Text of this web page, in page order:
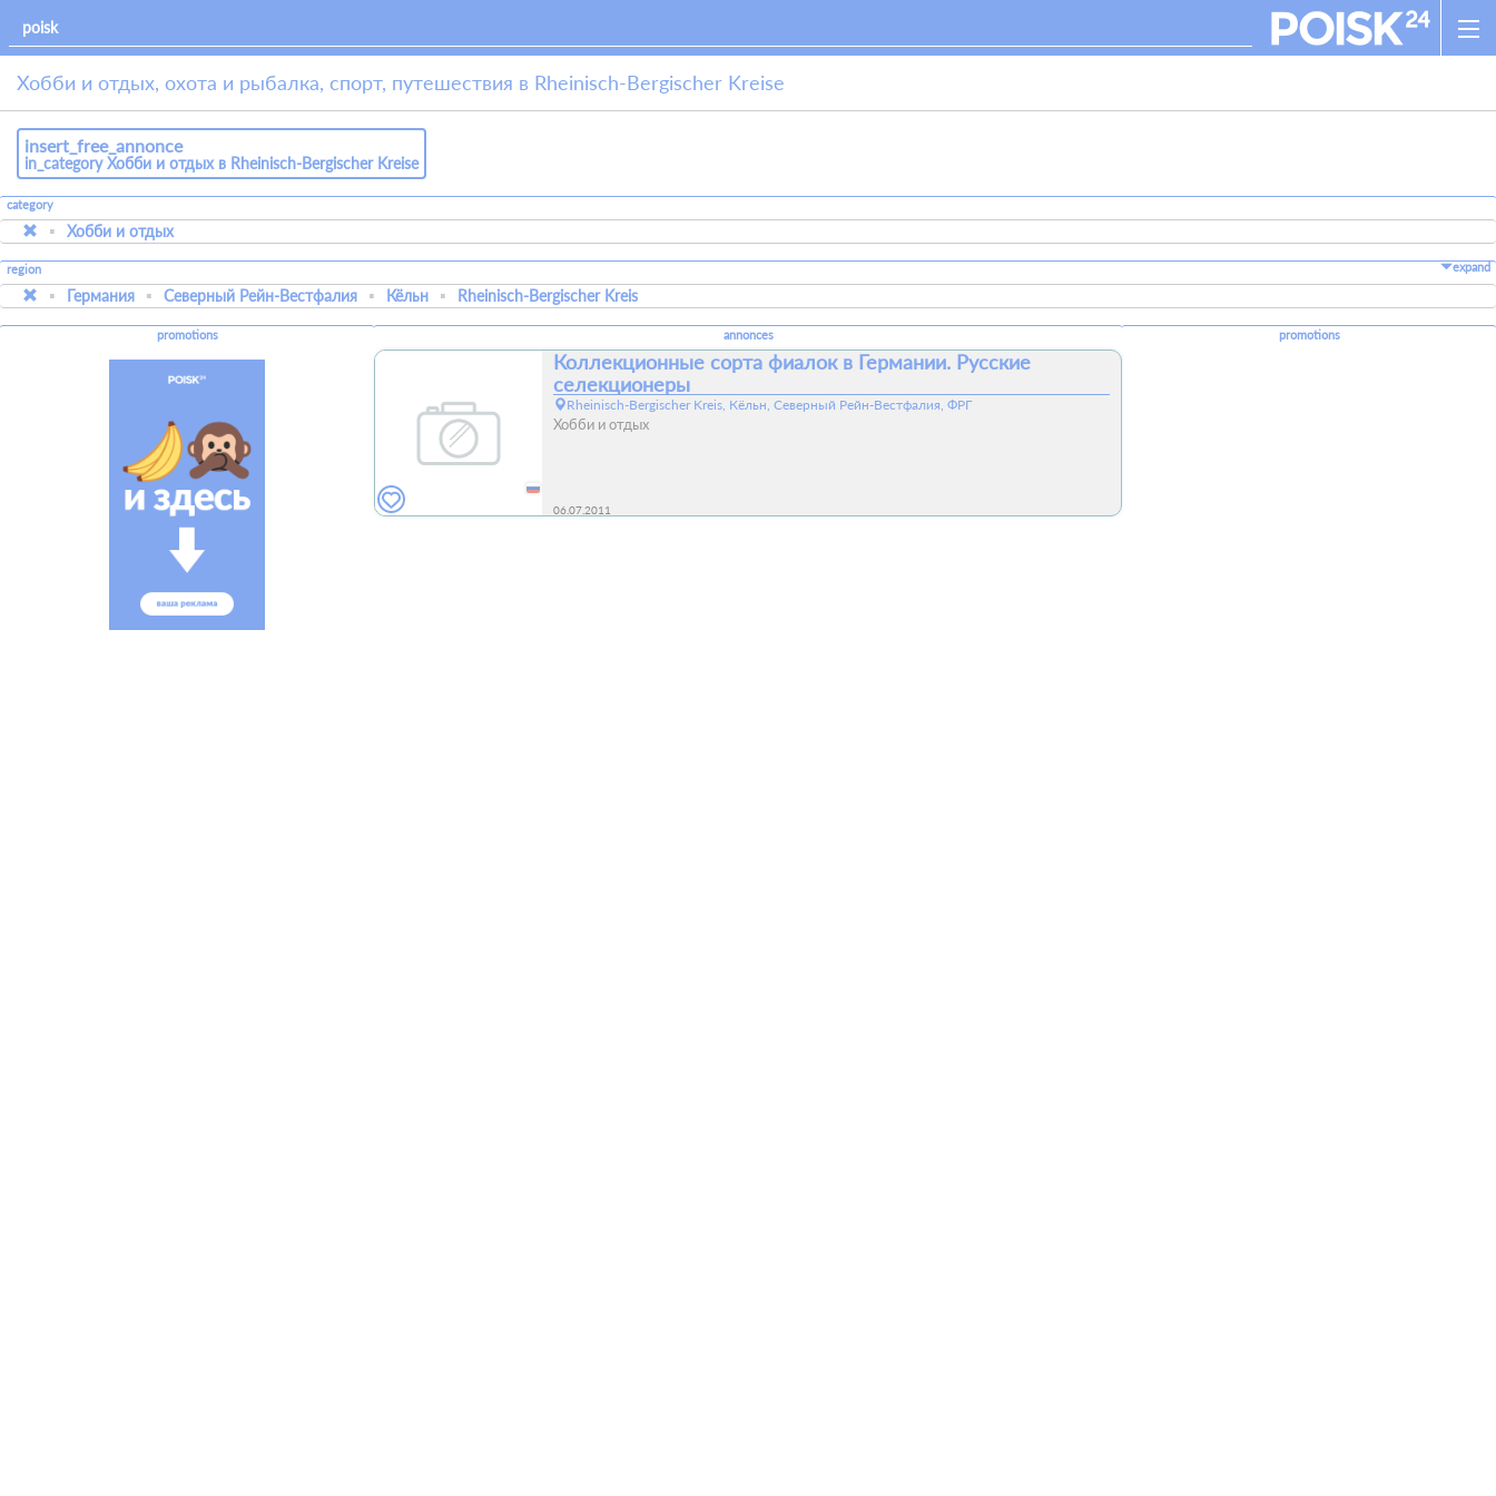
Хобби и отдых, охота и рыбалка, спорт, путешествия в Rheinisch-Bergischer Kreisе
insert_free_annonce
in_category Хобби и отдых в Rheinisch-Bergischer Kreisе
category
Хобби и отдых
region expand
Германия Северный Рейн-Вестфалия Кёльн Rheinisch-Bergischer Kreis
promotions promotions
annonces
Коллекционные сорта фиалок в Германии. Русские
селекционеры
Rheinisch-Bergischer Kreis, Кёльн, Северный Рейн-Вестфалия, ФРГ
Хобби и отдых
06.07.2011